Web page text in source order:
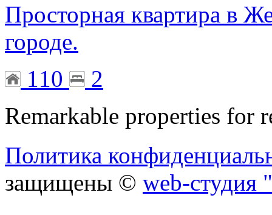
Просторная квартира в
городе.
110
2
Remarkable properties for
Политика
защищены © web-студия